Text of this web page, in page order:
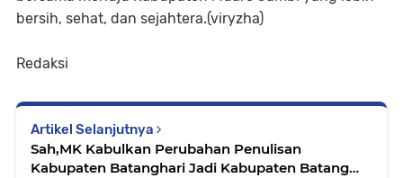
bersih, sehat, dan sejahtera.(viryzha)
Redaksi
Artikel Selanjutnya
Sah,MK Kabulkan Perubahan Penulisan
Kabupaten Batanghari Jadi Kabupaten Batang